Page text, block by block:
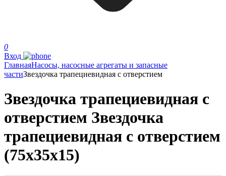
0
Вход
ГлавнаяНасосы, насосные агрегаты и запасные
частиЗвездочка трапециевидная с отверстием
Звездочка трапециевидная с
отверстием Звездочка
трапециевидная с отверстием
(75х35х15)